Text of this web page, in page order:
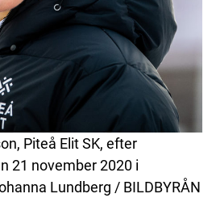
Piteå Elit SK, efter
21 november 2020 i
Lundberg / BILDBYRÅN